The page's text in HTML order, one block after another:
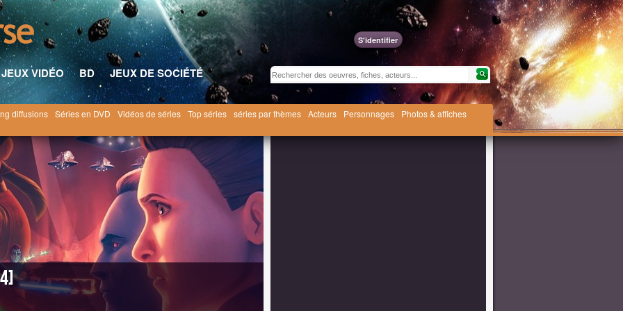
S'identifier
JEUX VIDÉO BD
JEUX DE SOCIÉTÉ
diffusions Séries en DVD Vidéos de séries Top séries séries par thèmes Acteurs Personnages
Photos & affiches